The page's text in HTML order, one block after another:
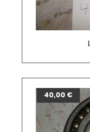
40,00 €